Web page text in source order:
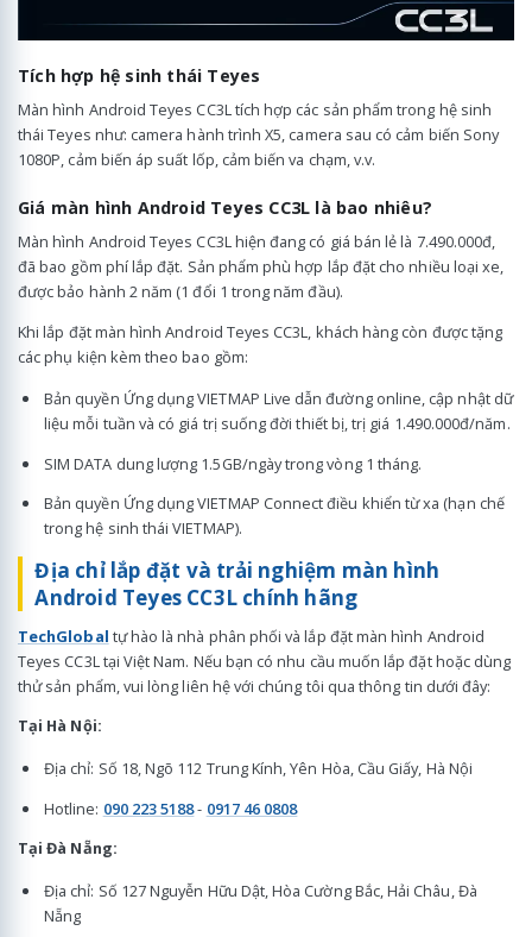
Tích hợp hệ sinh thái Teyes
Màn hình Android Teyes CC3L tích hợp các sản phẩm trong hệ sinh
thái Teyes như: camera hành trình X5, camera sau có cảm biến Sony
1080P, cảm biến áp suất lốp, cảm biến va chạm, v.v.
Giá màn hình Android Teyes CC3L là bao nhiêu?
Màn hình Android Teyes CC3L hiện đang có giá bán lẻ là 7.490.000đ,
đã bao gồm phí lắp đặt. Sản phẩm phù hợp lắp đặt cho nhiều loại xe,
được bảo hành 2 năm (1 đổi 1 trong năm đầu).
Khi lắp đặt màn hình Android Teyes CC3L, khách hàng còn được tặng
các phụ kiện kèm theo bao gồm:
Bản quyền Ứng dụng VIETMAP Live dẫn đường online, cập nhật dữ
liệu mỗi tuần và có giá trị suống đời thiết bị, trị giá 1.490.000đ/năm.
SIM DATA dung lượng 1.5GB/ngày trong vòng 1 tháng.
Bản quyền Ứng dụng VIETMAP Connect điều khiển từ xa (hạn chế
trong hệ sinh thái VIETMAP).
Địa chỉ lắp đặt và trải nghiệm màn hình
Android Teyes CC3L chính hãng
TechGlobal tự hào là nhà phân phối và lắp đặt màn hình Android
Teyes CC3L tại Việt Nam. Nếu bạn có nhu cầu muốn lắp đặt hoặc dùng
thử sản phẩm, vui lòng liên hệ với chúng tôi qua thông tin dưới đây:
Tại Hà Nội:
Địa chỉ: Số 18, Ngõ 112 Trung Kính, Yên Hòa, Cầu Giấy, Hà Nội
Hotline: 090 223 5188- 0917 46 0808
Tại Đà Nẵng:
Địa chỉ: Số 127 Nguyễn Hữu Dật, Hòa Cường Bắc, Hải Châu, Đà
Nẵng